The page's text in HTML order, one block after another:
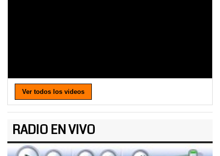
Ver todos los videos
RADIO EN VIVO